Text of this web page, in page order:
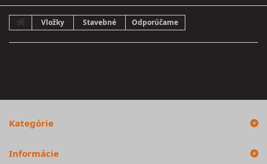
Vložky Stavebné Odporúčame
Kategórie
Informácie